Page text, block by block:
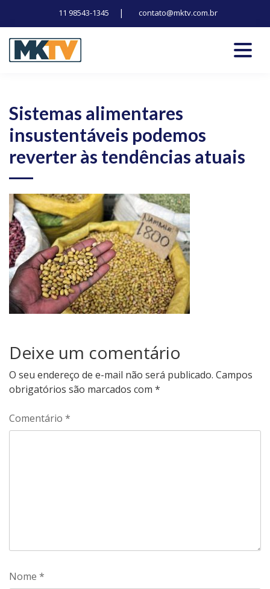
11 98543-1345 | contato@mktv.com.br
content
Sistemas alimentares
insustentáveis podemos
reverter às tendências atuais
Deixe um comentário
O seu endereço de e-mail não será publicado. Campos
obrigatórios são marcados com *
Comentário *
Nome *